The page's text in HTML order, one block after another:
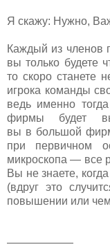
Я скажу: Нужно,
Каждый из членов
вы только будете
то скоро станете
игрока команды
ведь именно
фирмы будет
вы в большой
при первичном
микроскопа — все
Вы не знаете,
(вдруг это
повышении или
——————